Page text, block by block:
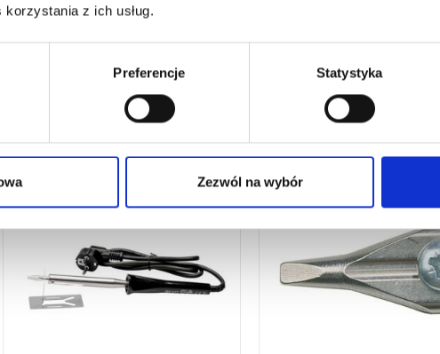
z ich usług.
Preferencje Statystyka
Zezwól na wybór
nr kat.:5325 ZOBACZ SZCZEGÓŁY